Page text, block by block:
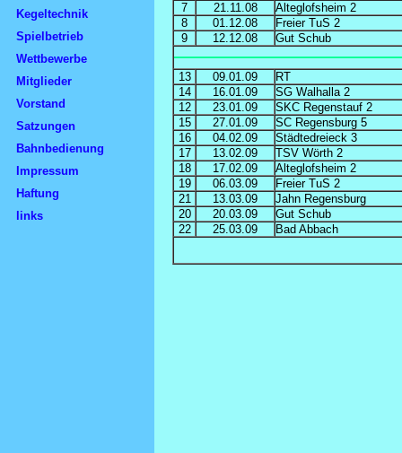
Kegeltechnik
Spielbetrieb
Wettbewerbe
Mitglieder
Vorstand
Satzungen
Bahnbedienung
Impressum
Haftung
links
7
21.11.08
Alteglofsheim 2
8
01.12.08
Freier TuS 2
9
12.12.08 Gut Schub
13 09.01.09
RT
14
16.01.09
SG Walhalla 2
12
23.01.09
SKC Regenstauf 2
15
27.01.09
SC Regensburg 5
16
04.02.09
Städtedreieck 3
17
13.02.09
TSV Wörth 2
18
17.02.09
Alteglofsheim 2
19
06.03.09
Freier TuS 2
21
13.03.09
Jahn Regensburg
20
20.03.09
Gut Schub
22
25.03.09 Bad Abbach